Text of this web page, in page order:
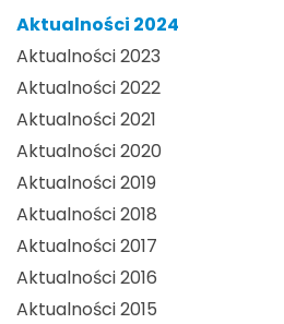
Aktualności 2024
Aktualności 2023
Aktualności 2022
Aktualności 2021
Aktualności 2020
Aktualności 2019
Aktualności 2018
Aktualności 2017
Aktualności 2016
Aktualności 2015